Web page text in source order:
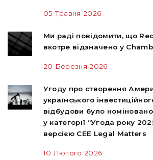
05 Травня 2026
Ми раді повідомити, що
вкотре відзначено у
20 Березня 2026
Угоду про створення
українського
відбудови було
у категорії “Угода року
версією CEE Legal Matters
10 Лютого 2026